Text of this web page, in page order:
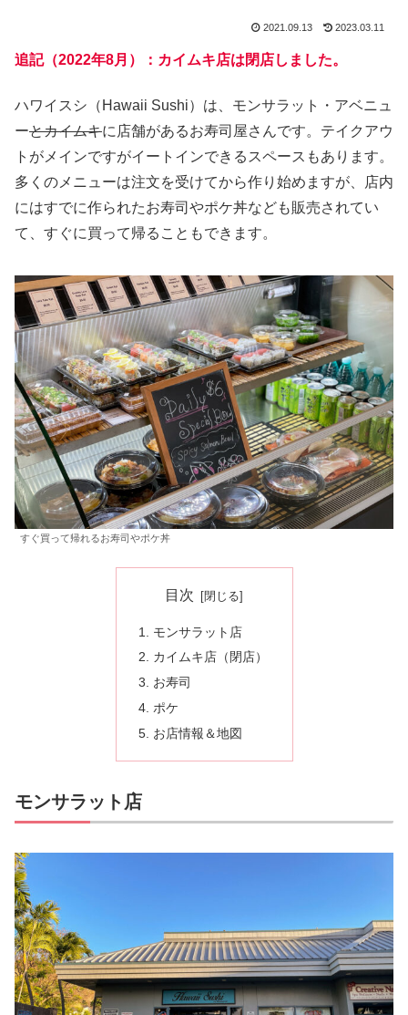
2021.09.13 2023.03.11
追記（2022年8月）：カイムキ店は閉店しました。
ハワイスシ（Hawaii Sushi）は、モンサラット・アベニュ
ーとカイムキに店舗があるお寿司屋さんです。テイクアウ
トがメインですがイートインできるスペースもあります。
多くのメニューは注文を受けてから作り始めますが、店内
にはすでに作られたお寿司やポケ丼なども販売されてい
て、すぐに買って帰ることもできます。
すぐ買って帰れるお寿司やポケ丼
目次
モンサラット店
カイムキ店（閉店）
お寿司
ポケ
お店情報＆地図
モンサラット店